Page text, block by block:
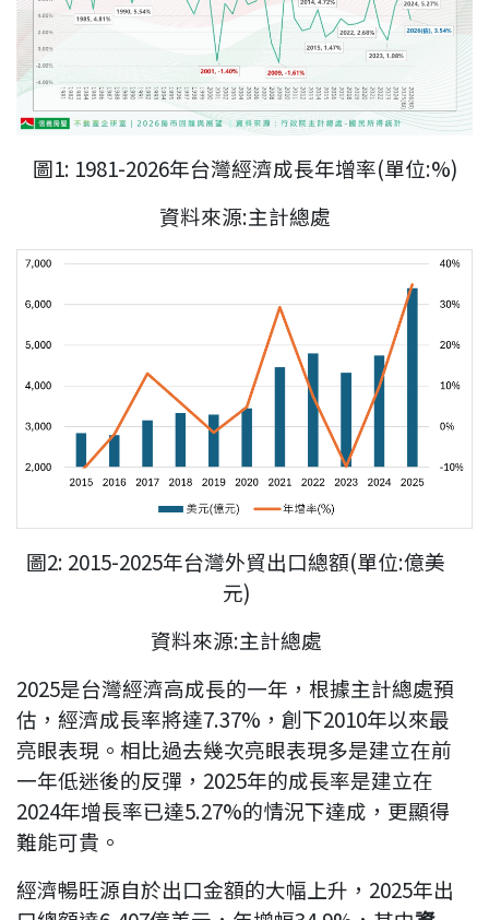
圖1: 1981-2026年台灣經濟成長年增率(單位:%)
資料來源:主計總處
圖2: 2015-2025年台灣外貿出口總額(單位:億美
元)
資料來源:主計總處
2025是台灣經濟高成長的一年，根據主計總處預
估，經濟成長率將達7.37% ，創下2010年以來最
亮眼表現。相比過去幾次亮眼表現多是建立在前
一年低迷後的反彈， 2025年的成長率是建立在
2024年增長率已達5.27%的情況下達成，更顯得
難能可貴。
經濟暢旺源自於出口金額的大幅上升， 2025年出